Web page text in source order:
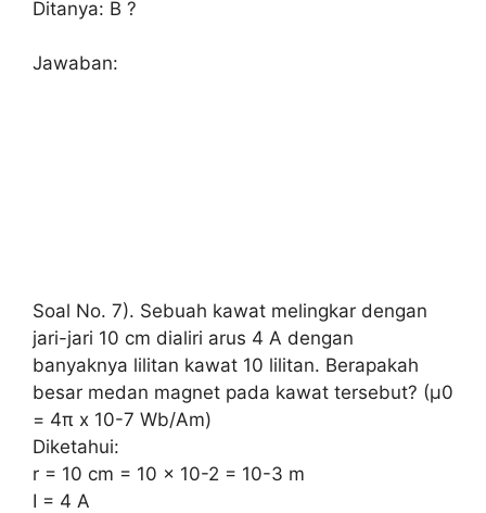
Ditanya: B ?
Jawaban:
Soal No. 7). Sebuah kawat melingkar dengan
jari-jari 10 cm dialiri arus 4 A dengan
banyaknya lilitan kawat 10 lilitan. Berapakah
besar medan magnet pada kawat tersebut? (μ0
= 4π x 10-7 Wb/Am)
Diketahui:
r = 10 cm = 10 x 10-2 = 10-3 m
I = 4 A